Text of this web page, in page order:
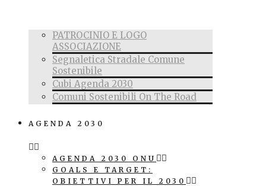
PATROCINIO E LOGO
ASSOCIAZIONE
Segnaletica Stradale Comune
Sostenibile
Cubi Agenda 2030
Comuni Sostenibili On The Road
AGENDA 2030
AGENDA 2030 ONU
GOALS E TARGET:
OBIETTIVI PER IL 2030